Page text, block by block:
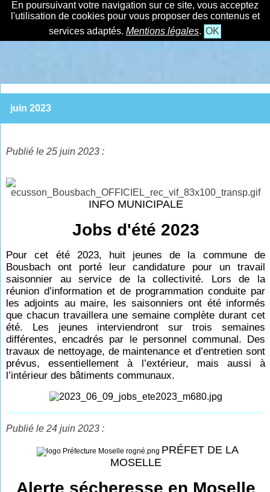
En poursuivant votre navigation sur ce site, vous acceptez
l'utilisation de cookies pour vous proposer des contenus et
services adaptés. Mentions légales. OK
juin 2023
Publié le 25 juin 2023 :
INFO MUNICIPALE
Jobs d'été 2023
Pour cet été 2023, huit jeunes de la commune de
Bousbach ont porté leur candidature pour un travail
saisonnier au service de la collectivité. Lors de la
réunion d’information et de programmation conduite par
les adjoints au maire, les saisonniers ont été informés
que chacun travaillera une semaine complète durant cet
été. Les jeunes interviendront sur trois semaines
différentes, encadrés par le personnel communal. Des
travaux de nettoyage, de maintenance et d’entretien sont
prévus, essentiellement à l’extérieur, mais aussi à
l’intérieur des bâtiments communaux.
Publié le 24 juin 2023 :
PRÉFET DE LA
MOSELLE
Alerte sécheresse en Moselle